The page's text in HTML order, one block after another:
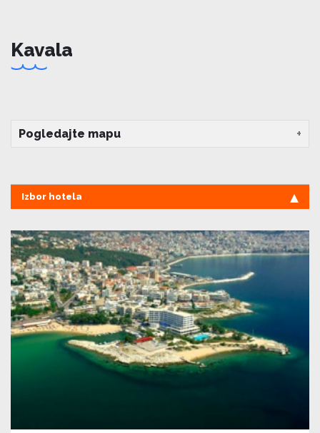
Kavala
Pogledajte mapu
Izbor hotela